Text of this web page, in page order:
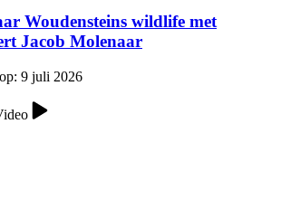
Woudensteins wildlife met
Jacob Molenaar
9 juli 2026